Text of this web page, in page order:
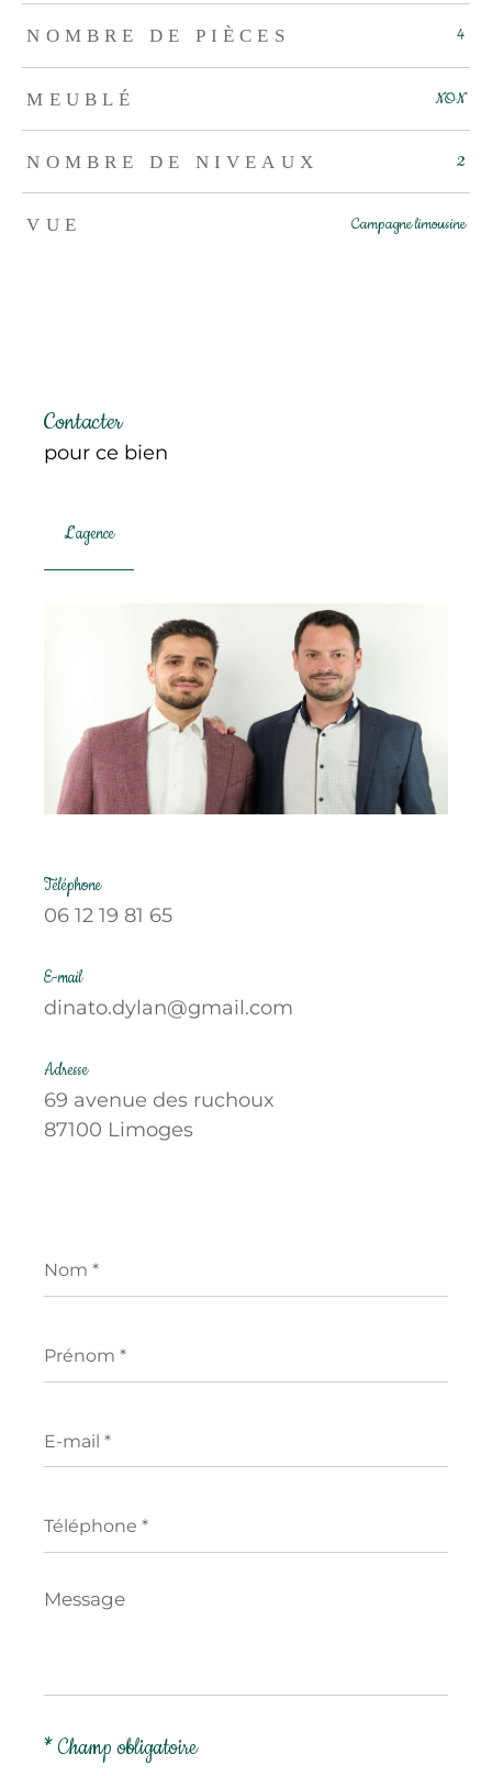
NOMBRE DE PIÈCES 4
MEUBLÉ NON
NOMBRE DE NIVEAUX 2
VUE Campagne limousine
Contacter
pour ce bien
L'agence
Téléphone
06 12 19 81 65
E-mail
dinato.dylan@gmail.com
Adresse
69 avenue des ruchoux
87100 Limoges
*
*
mail
*
Message
*
* Champ obligatoire